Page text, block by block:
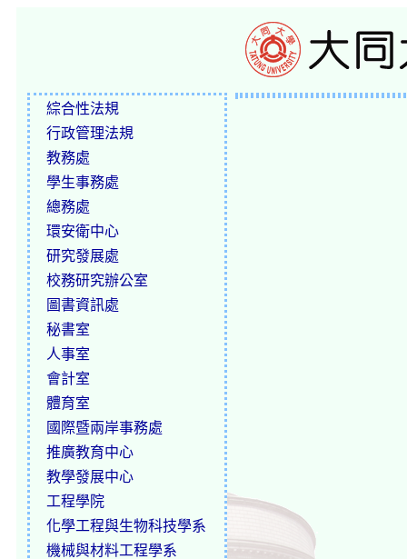
綜合性法規
行政管理法規
教務處
學生事務處
總務處
環安衛中心
研究發展處
校務研究辦公室
圖書資訊處
秘書室
人事室
會計室
體育室
國際暨兩岸事務處
推廣教育中心
教學發展中心
工程學院
化學工程與生物科技學系
機械與材料工程學系